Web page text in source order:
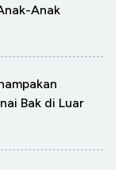
Anak
Bak di Luar